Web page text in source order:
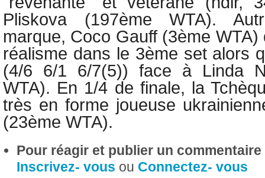
Pliskova (197ème WTA).
marque, Coco Gauff (3ème
réalisme dans le 3ème set alors
(4/6 6/1 6/7(5)) face à Linda
WTA). En 1/4 de finale, la
très en forme joueuse
(23ème WTA).
Pour réagir et publier un
Inscrivez- vous ou Connectez- vous